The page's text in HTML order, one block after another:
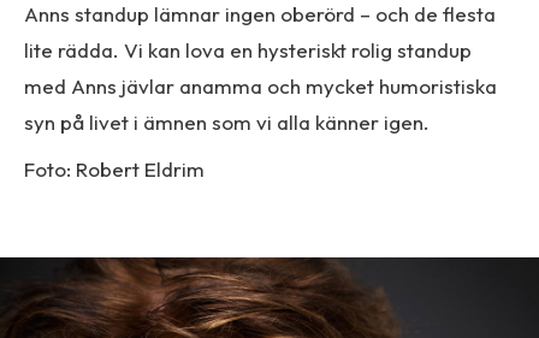
Anns standup lämnar ingen oberörd – och de flesta
lite rädda. Vi kan lova en hysteriskt rolig standup
med Anns jävlar anamma och mycket humoristiska
syn på livet i ämnen som vi alla känner igen.
Foto: Robert Eldrim